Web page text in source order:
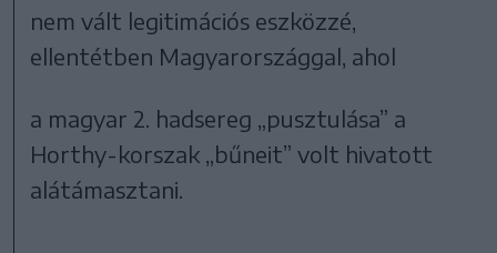
nem vált legitimációs eszközzé,
ellentétben Magyarországgal, ahol
a magyar 2. hadsereg „pusztulása” a
Horthy-korszak „bűneit” volt hivatott
alátámasztani.